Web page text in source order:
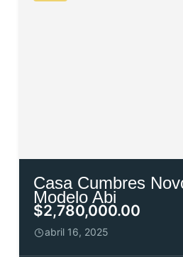
Casa Cumbres
Modelo Abi
$2,780,000.00
abril 16, 2025